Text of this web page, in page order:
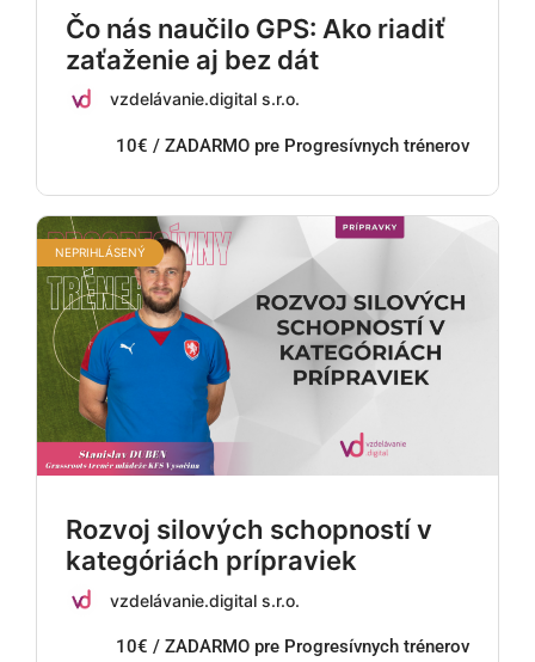
Čo nás naučilo GPS: Ako riadiť
zaťaženie aj bez dát
vzdelávanie.digital s.r.o.
10€ / ZADARMO pre Progresívnych trénerov
NEPRIHLÁSENÝ
Rozvoj silových schopností v
kategóriách prípraviek
vzdelávanie.digital s.r.o.
10€ / ZADARMO pre Progresívnych trénerov